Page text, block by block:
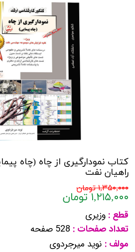
کتاب نمودارگیری از چاه (چاه
راهیان نفت
۱,۳۵۰,۰۰۰ تومان
۱,۲۱۵,۰۰۰ تومان
قطع : وزیری
تعداد صفحات :
مولف : نوید میرجردوی